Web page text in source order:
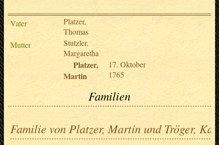
Vater
Platzer,
Thomas
Mutter
Stutzler,
Margaretha
Platzer,
Martin
17. Oktober
1765
Familien
Familie von Platzer, Martin und Tröger,